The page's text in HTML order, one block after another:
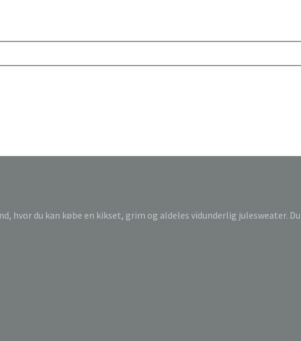
hvor du kan købe en kikset, grim og aldeles vidunderlig julesweater.